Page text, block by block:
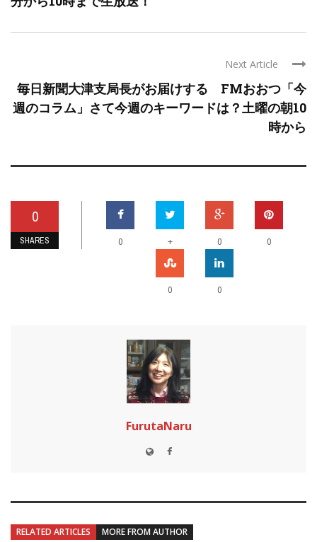
Next Article
毎日新聞大津支局長がお届けする FMおおつ「今
週のコラム」さて今週のキーワードは？土曜の朝10
時から
0
SHARES 0 + 0 0
0 0
FurutaNaru
RELATED ARTICLES MORE FROM AUTHOR